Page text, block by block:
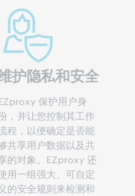
护隐私和安全
保护用户身
，并让您控制其工作
程，以便确定是否能
共享用户数据以及共
的对象。EZproxy 还
用一组强大、可自定
义的安全规则来检测和